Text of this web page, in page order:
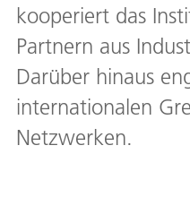
kooperiert das
Partnern aus
Darüber hinaus
internationalen
Netzwerken.